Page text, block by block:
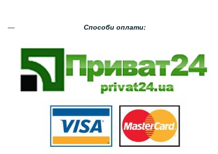
Способи оплати: